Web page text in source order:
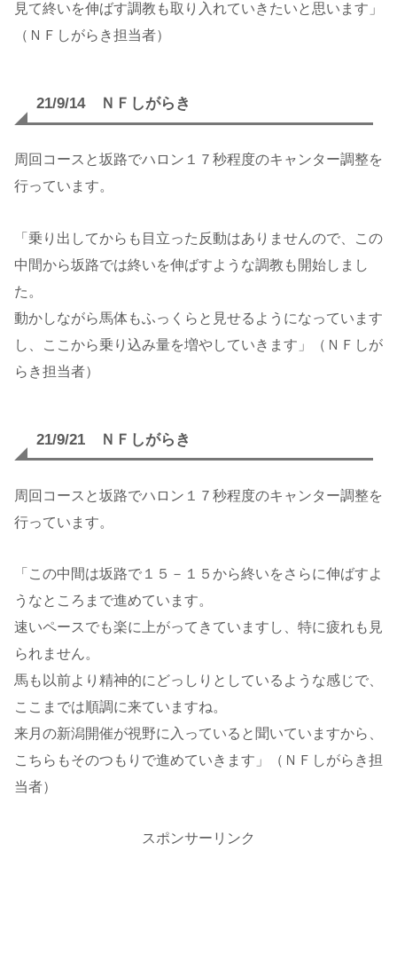
見て終いを伸ばす調教も取り入れていきたいと思います」
（ＮＦしがらき担当者）
21/9/14 ＮＦしがらき
周回コースと坂路でハロン１７秒程度のキャンター調整を
行っています。
「乗り出してからも目立った反動はありませんので、この
中間から坂路では終いを伸ばすような調教も開始しまし
た。
動かしながら馬体もふっくらと見せるようになっています
し、ここから乗り込み量を増やしていきます」（ＮＦしが
らき担当者）
21/9/21 ＮＦしがらき
周回コースと坂路でハロン１７秒程度のキャンター調整を
行っています。
「この中間は坂路で１５－１５から終いをさらに伸ばすよ
うなところまで進めています。
速いペースでも楽に上がってきていますし、特に疲れも見
られません。
馬も以前より精神的にどっしりとしているような感じで、
ここまでは順調に来ていますね。
来月の新潟開催が視野に入っていると聞いていますから、
こちらもそのつもりで進めていきます」（ＮＦしがらき担
当者）
スポンサーリンク